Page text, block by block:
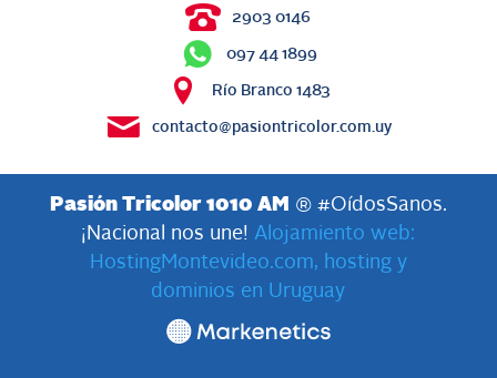
2903 0146
097 44 1899
Río Branco 1483
contacto@pasiontricolor.com.uy
Pasión Tricolor 1010 AM
® #OídosSanos.
¡Nacional nos une! Alojamiento web:
HostingMontevideo.com, hosting y
dominios en Uruguay